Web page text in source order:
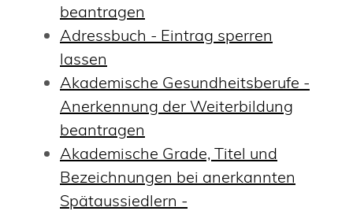
beantragen
Adressbuch - Eintrag sperren
lassen
Akademische Gesundheitsberufe -
Anerkennung der Weiterbildung
beantragen
Akademische Grade, Titel und
Bezeichnungen bei anerkannten
Spätaussiedlern -